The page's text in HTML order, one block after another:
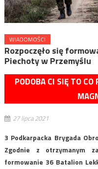
WIADOMOŚCI
Rozpoczęło się
Piechoty w Przemyślu
PODOBA CI SIĘ TO CO
27 lipca 2021
3 Podkarpacka Brygada
Zgodnie z otrzymanym
formowanie 36 Batalion